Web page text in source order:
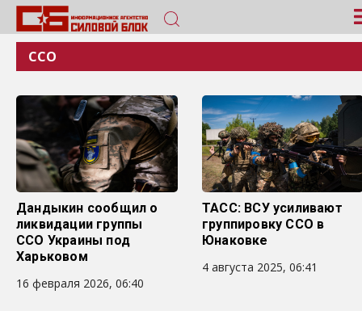
ССО
Дандыкин сообщил о
ликвидации группы
ССО Украины под
Харьковом
16 февраля 2026, 06:40
ТАСС: ВСУ усиливают
группировку ССО в
Юнаковке
4 августа 2025, 06:41